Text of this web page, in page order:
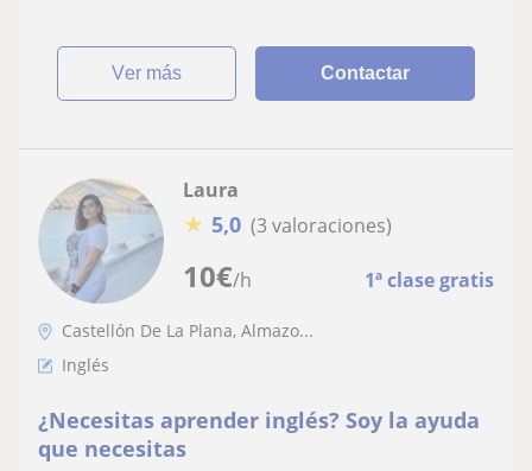
ver más Contactar
10€/h 1ª clase gratis
Laura
★ 5,0 (3 valoraciones)
Castellón De La Plana, Almazo...
Inglés
¿Necesitas aprender inglés? Soy la ayuda
que necesitas